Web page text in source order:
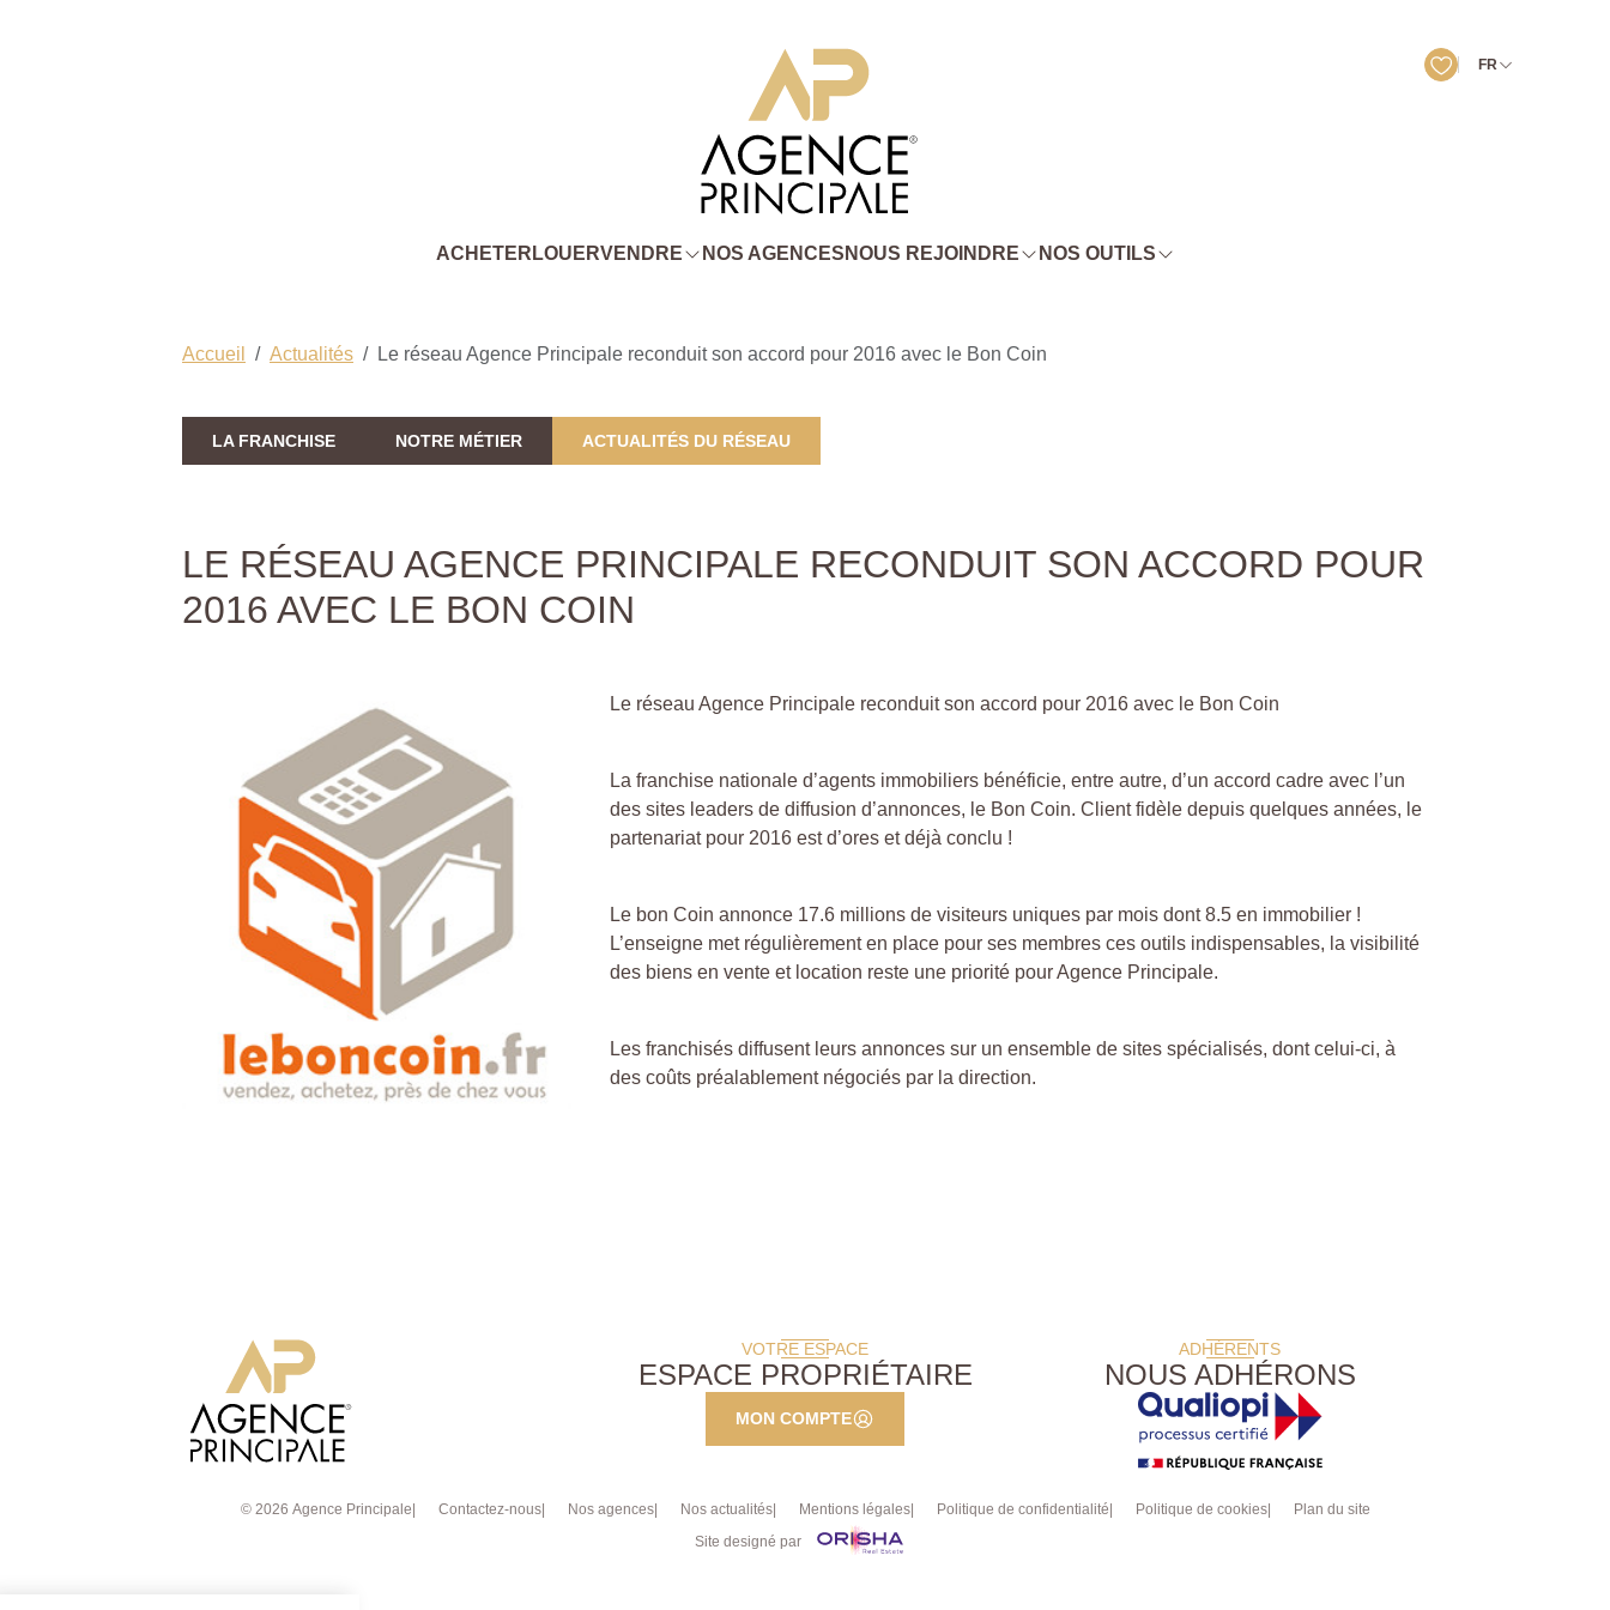
FR
ACHETER LOUERVENDRE NOS AGENCES NOUS REJOINDRE NOS OUTILS
Accueil Actualités Le réseau Agence Principale reconduit son accord pour 2016 avec le Bon Coin
LA FRANCHISE NOTRE MÉTIER ACTUALITÉS DU RÉSEAU
LE RÉSEAU AGENCE PRINCIPALE RECONDUIT SON ACCORD POUR
2016 AVEC LE BON COIN
Le réseau Agence Principale reconduit son accord pour 2016 avec le Bon Coin
La franchise nationale d’agents immobiliers bénéficie, entre autre, d’un accord cadre avec l’un
des sites leaders de diffusion d’annonces, le Bon Coin. Client fidèle depuis quelques années, le
partenariat pour 2016 est d’ores et déjà conclu !
Le bon Coin annonce 17.6 millions de visiteurs uniques par mois dont 8.5 en immobilier !
L’enseigne met régulièrement en place pour ses membres ces outils indispensables, la visibilité
des biens en vente et location reste une priorité pour Agence Principale.
Les franchisés diffusent leurs annonces sur un ensemble de sites spécialisés, dont celui-ci, à
des coûts préalablement négociés par la direction.
VOTRE ESPACE
ESPACE PROPRIÉTAIRE
MON COMPTE
ADHÉRENTS
NOUS ADHÉRONS
© 2026 Agence Principale Contactez-nous Nos agences Nos actualités Mentions légales Politique de confidentialité Politique de cookies
Plan du site
Site designé par